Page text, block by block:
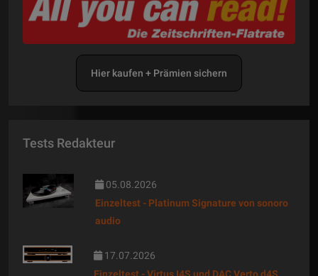
Hier kaufen + Prämien sichern
Tests Redakteur
05.08.2026
Einzeltest - Platinum Signature von sonoro
audio
17.07.2026
Einzeltest - Virtus I4S und DAC Verto d4S